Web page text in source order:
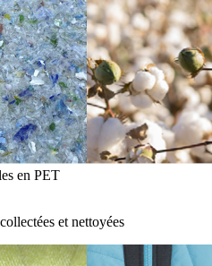
en PET
et nettoyées